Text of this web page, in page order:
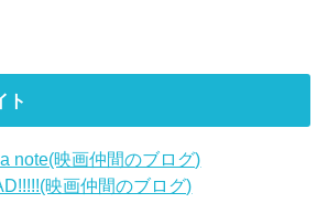
ト
note(映画仲間のブログ)
映画仲間のブログ)